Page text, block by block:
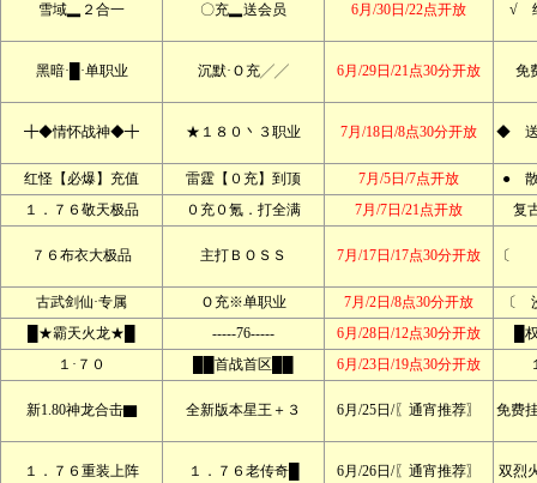
雪域▂２合一 〇充▂送会员 6月/30日/22点开放 √
黑暗·█·单职业 沉默·Ｏ充╱╱ 6月/29日/21点30分开放 免
╋◆情怀战神◆╋ ★１８０丶３职业 7月/18日/8点30分开放 ◆
红怪【必爆】充值 雷霆【０充】到顶 7月/5日/7点开放
●
１．７６敬天极品
０充０氪．打全满 7月/7日/21点开放 复
７６布衣大极品 主打ＢＯＳＳ 7月/17日/17点30分开放 〔
古武剑仙·专属 Ｏ充※单职业 7月/2日/8点30分开放
〔
█★霸天火龙★█
-----76----- 6月/28日/12点30分开放
█
１·７０
██首战首区██ 6月/23日/19点30分开放
新1.80神龙合击▇ 全新版本星王＋３ 6月/25日/〖通宵推荐〗 免费
１．７６重装上阵 １．７６老传奇█ 6月/26日/〖通宵推荐〗 双烈